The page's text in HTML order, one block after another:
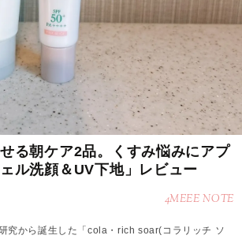
る朝ケア2品。くすみ悩みにアプ
ル洗顔＆UV下地」レビュー
4MEEE NOTE
究から誕生した「cola・rich soar(コラリッチ ソ